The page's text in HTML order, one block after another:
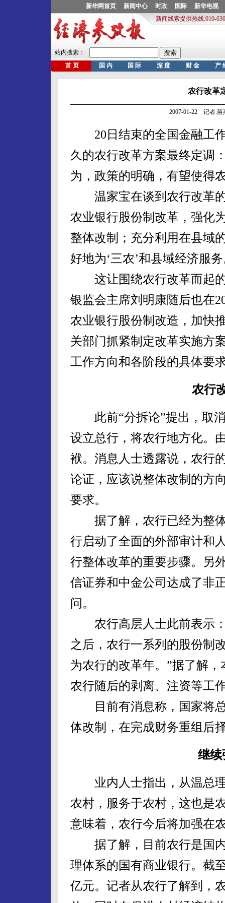
农行改革
2007-01-22 记者:苗
20日结束的全国金融工作
久的农行改革方案最终定调
为，政策的明确，有望使得
温家宝在谈到农行改革的
农业银行股份制改革，强化
整体改制；充分利用在县域
好地为‘三农’和县域经济服
这让围绕农行改革而起的
银监会主席刘明康随后也在
农业银行股份制改造，加快
关部门抓紧制定改革实施方
工作方向和各阶段的具体要
农行
此前“分拆论”提出，取消
设立总行，将农行地方化。
袱。消息人士透露说，农行
论证，应该说整体改制的方
要求。
据了解，农行已经为整体
行启动了全面的外部审计和
行整体改革的重要步骤。另
信证券和中金公司达成了非
问。
农行高层人士此前表示：
之后，农行一系列的股份制
为农行的改革年。”据了解
农行随后的剥离、注资等工
目前有消息称，国家将总
体改制，在完成财务重组后
继续
业内人士指出，从温总理
农村，服务于农村，这也是
意味着，农行今后将加强在
据了解，目前农行是国内
理体系的国有商业银行。截
亿元。记者从农行了解到，